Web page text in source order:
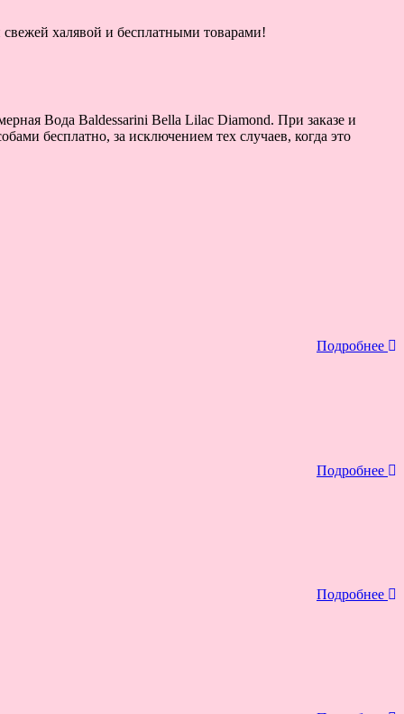
свежей халявой и бесплатными товарами!
Вода Baldessarini Bella Lilac Diamond. При заказе и
бесплатно, за исключением тех случаев, когда это
Подробнее
Подробнее
Подробнее